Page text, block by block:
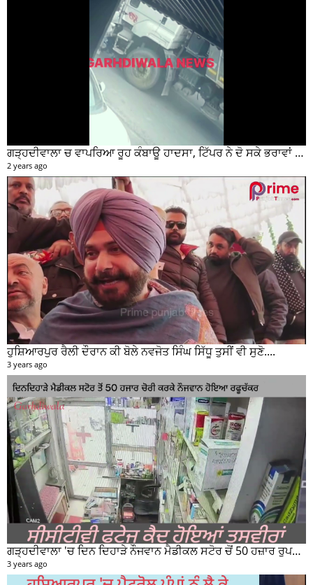
ਗੜ੍ਹਦੀਵਾਲਾ ਚ ਵਾਪਰਿਆ ਰੂਹ ਕੰਬਾਊ ਹਾਦਸਾ, ਟਿੱਪਰ ਨੇ ਦੋ ਸਕੇ ਭਰਾਵਾਂ ਨੂੰ ਕੁਚਲਿਆ, ਸੀਸੀਟੀਵੀ ਫੁਟੇਜ ਵੀ ਆਈ ਸਾਹਮਣੇ
2 years ago
ਹੁਸ਼ਿਆਰਪੁਰ ਰੈਲੀ ਦੌਰਾਨ ਕੀ ਬੋਲੇ ਨਵਜੋਤ ਸਿੰਘ ਸਿੱਧੂ ਤੁਸੀਂ ਵੀ ਸੁਣੋ....
3 years ago
ਗੜ੍ਹਦੀਵਾਲਾ 'ਚ ਦਿਨ ਦਿਹਾੜੇ ਨੌਜਵਾਨ ਮੈਡੀਕਲ ਸਟੋਰ ਚੋਂ 50 ਹਜ਼ਾਰ ਰੁਪਏ ਦੀ ਨਕਦੀ ਚੋਰੀ ਕਰਕੇ ਹੋਇਆ ਰਫੂਚੱਕਰ
3 years ago